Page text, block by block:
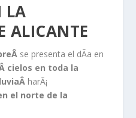
LA
ALICANTE
se presenta el dÃ­a en
cielos en toda la
harÃ¡
el norte de la